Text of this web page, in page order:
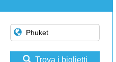
Trova i biglietti